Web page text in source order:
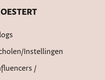
instellingen
/